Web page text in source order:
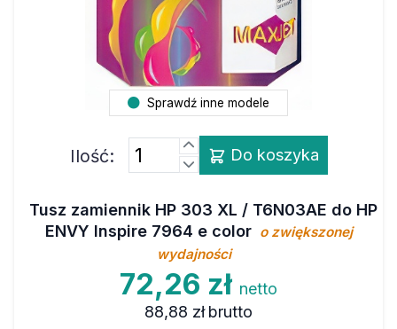
Sprawdź inne modele
Ilość: Do koszyka
Tusz zamiennik HP 303 XL / T6N03AE do HP
ENVY Inspire 7964 e color o zwiększonej
wydajności
72,26 zł netto
88,88 zł brutto